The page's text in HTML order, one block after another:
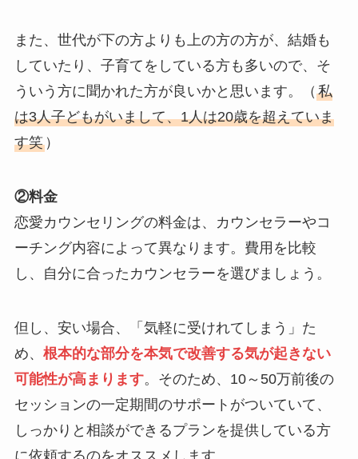
また、世代が下の方よりも上の方の方が、結婚も
していたり、子育てをしている方も多いので、そ
ういう方に聞かれた方が良いかと思います。（ 私
は3人子どもがいまして、1人は20歳を超えていま
す笑）
②料金
恋愛カウンセリングの料金は、カウンセラーやコ
ーチング内容によって異なります。費用を比較
し、自分に合ったカウンセラーを選びましょう。
但し、安い場合、「気軽に受けれてしまう」た
め、 根本的な部分を本気で改善する気が起きない
可能性が高まります。そのため、10～50万前後の
セッションの一定期間のサポートがついていて、
しっかりと相談ができるプランを提供している方
に依頼するのをオススメします。